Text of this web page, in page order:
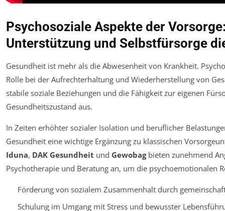
Psychosoziale Aspekte der
Unterstützung und Selbstfürsorge
Gesundheit ist mehr als die Abwesenheit von Krankheit.
Rolle bei der Aufrechterhaltung und Wiederherstellung von
stabile soziale Beziehungen und die Fähigkeit zur eigenen
Gesundheitszustand aus.
In Zeiten erhöhter sozialer Isolation und beruflicher
Gesundheit eine wichtige Ergänzung zu klassischen
Iduna, DAK Gesundheit und Gewobagbieten zunehmend
Psychotherapie und Beratung an, um die psychoemotionalen
Förderung von sozialem Zusammenhalt durch
Schulung im Umgang mit Stress und bewusster